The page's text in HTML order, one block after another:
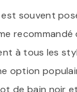
souvent
à tous les
option
de bain noir